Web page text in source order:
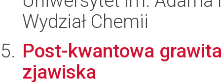
Wydział Chemii
Post-kwantowa
zjawiska